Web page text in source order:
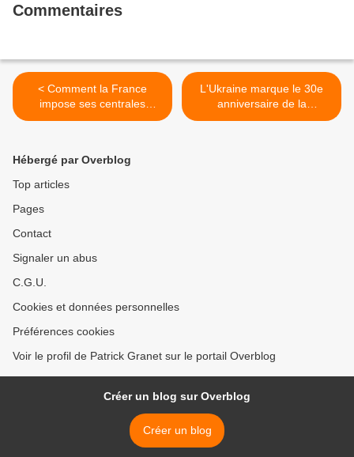
Commentaires
< Comment la France
impose ses centrales
nucléaires vieillissantes à
L'Ukraine marque le 30e
anniversaire de la
catastrophe de Tchernobyl
Hébergé par Overblog
Top articles
Pages
Contact
Signaler un abus
C.G.U.
Cookies et données personnelles
Préférences cookies
Voir le profil de Patrick Granet sur le portail Overblog
Créer un blog sur Overblog
Créer un blog